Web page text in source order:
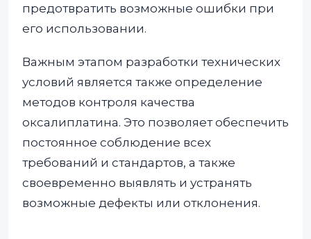
предотвратить возможные ошибки при
его использовании.
Важным этапом разработки технических
условий является также определение
методов контроля качества
оксалиплатина. Это позволяет обеспечить
постоянное соблюдение всех
требований и стандартов, а также
своевременно выявлять и устранять
возможные дефекты или отклонения.